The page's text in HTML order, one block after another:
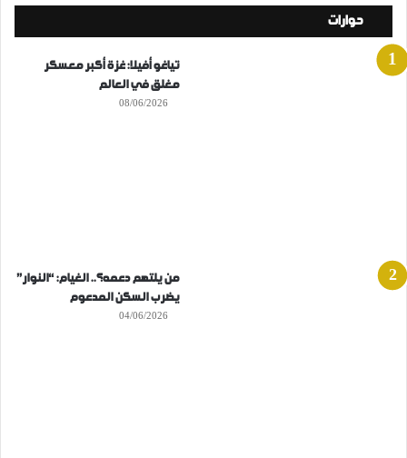
حوارات
تياغو أفيلا: غزة أكبر معسكر
مغلق في العالم
08/06/2026
من يلتهم دعمه؟.. الغيام: “النوار”
يضرب السكن المدعوم
04/06/2026